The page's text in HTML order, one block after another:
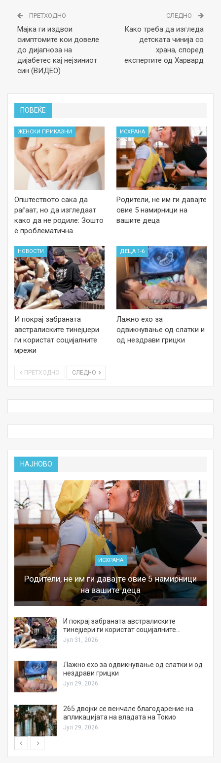
ПРЕТХОДНО
Мајка ги издвои
симптомите кои довеле
до дијагноза на
дијабетес кај нејзиниот
син (ВИДЕО)
СЛЕДНО
Како треба да изгледа
детската чинија со
храна, според
експертите од Харвард
ПОВЕЌЕ
ЖЕНСКИ ПРИКАЗНИ
Општеството сака да
раѓаат, но да изгледаат
како да не родиле: Зошто
е проблематична…
ИСХРАНА
Родители, не им ги давајте
овие 5 намирници на
вашите деца
НОВОСТИ
И покрај забраната
австралиските тинејџери
ги користат социјалните
мрежи
ДЕЦА 1-6
Лажно ехо за
одвикнување од слатки и
од нездрави грицки
ПРЕТХОДНО СЛЕДНО
НАЈНОВО
ИСХРАНА
Родители, не им ги давајте овие 5 намирници
на вашите деца
И покрај забраната австралиските
тинејџери ги користат социјалните…
Јул 31, 2026
Лажно ехо за одвикнување од слатки и од
нездрави грицки
Јул 29, 2026
265 двојки се венчале благодарение на
апликацијата на владата на Токио
Јул 29, 2026